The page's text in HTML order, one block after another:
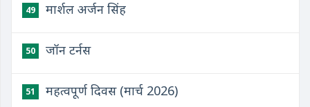
49 मार्शल अर्जन सिंह
50 जॉन टर्नस
51 महत्वपूर्ण दिवस (मार्च 2026)